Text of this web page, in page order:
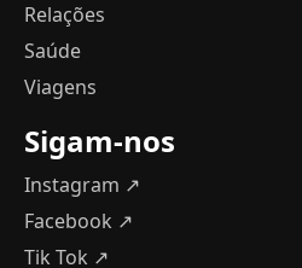
Relações
Saúde
Viagens
Sigam-nos
Instagram ↗
Facebook ↗
Tik Tok ↗